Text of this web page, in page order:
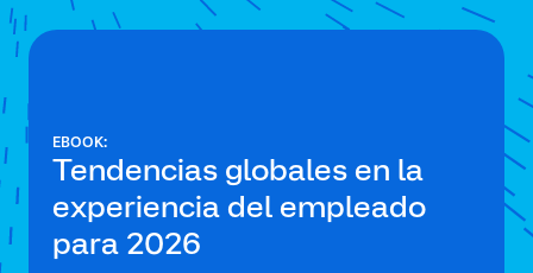
EBOOK:
Tendencias globales en la
experiencia del empleado
para 2026